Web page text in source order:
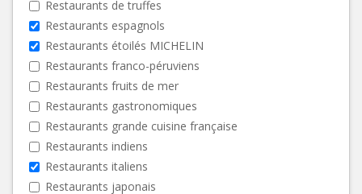
Restaurants de truffes
Restaurants espagnols
Restaurants étoilés MICHELIN
Restaurants franco-péruviens
Restaurants fruits de mer
Restaurants gastronomiques
Restaurants grande cuisine française
Restaurants indiens
Restaurants italiens
Restaurants japonais